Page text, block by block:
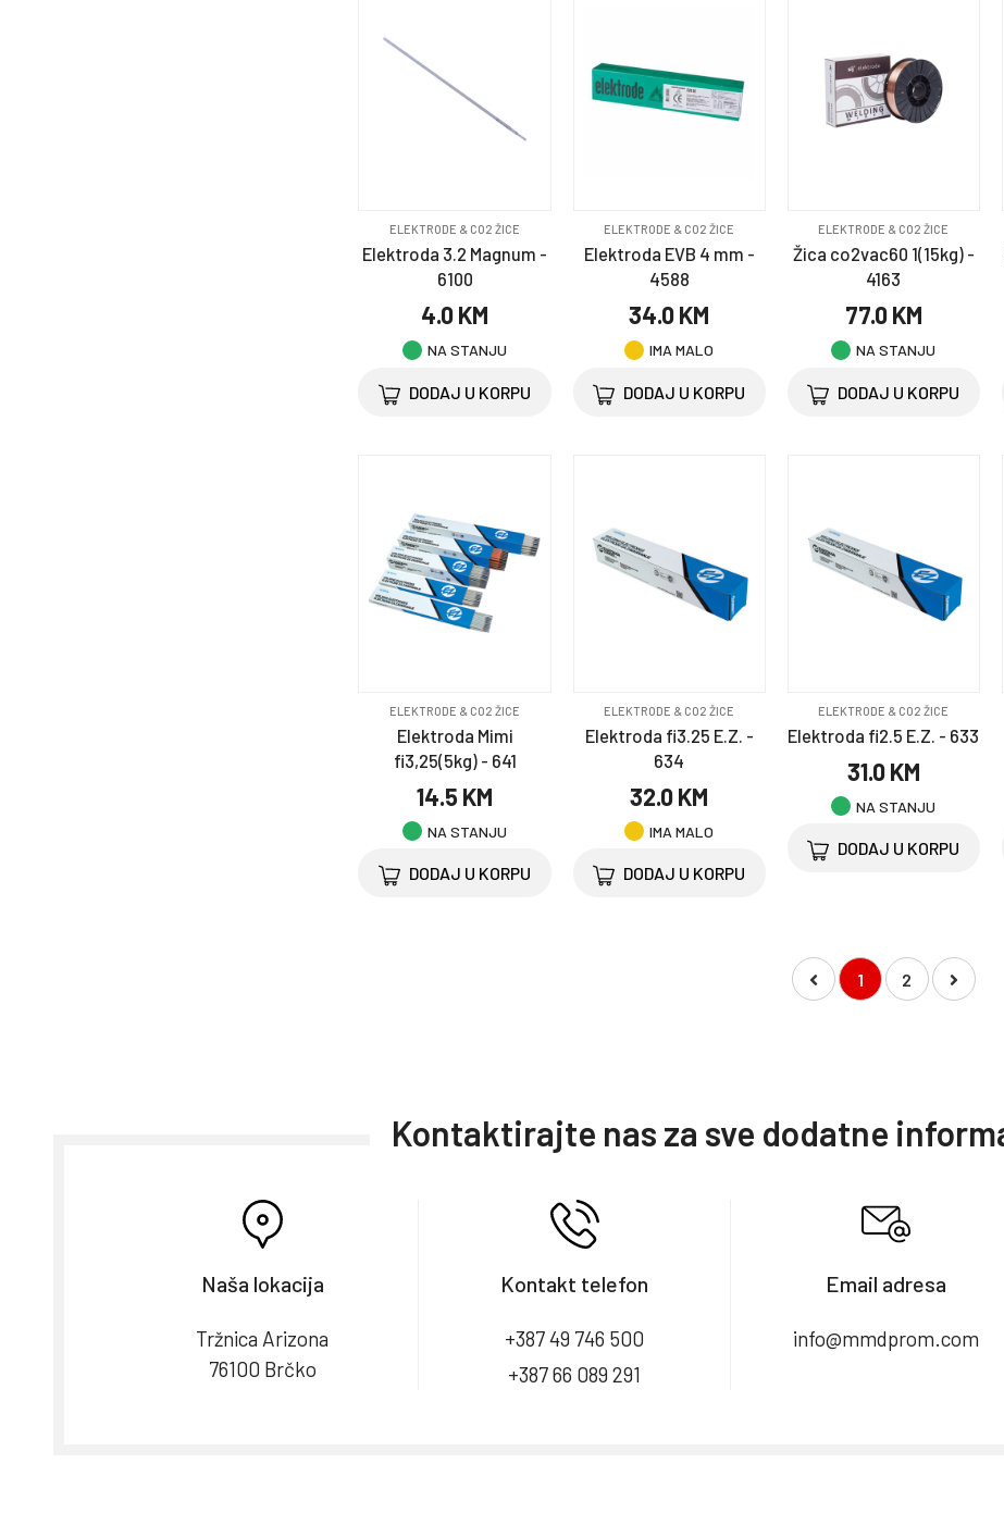
ELEKTRODE & CO2 ŽICE
Elektroda 3.2 Magnum -
6100
4.0 KM
NA STANJU
DODAJ U KORPU
ELEKTRODE & CO2 ŽICE
Elektroda EVB 4 mm -
4588
34.0 KM
IMA MALO
DODAJ U KORPU
ELEKTRODE & CO2 ŽICE
Žica co2vac60 1(15kg) -
4163
77.0 KM
NA STANJU
DODAJ U KORPU
ELEKTRODE & CO2 ŽICE
Elektroda Mimi
fi3,25(5kg) - 641
14.5 KM
NA STANJU
DODAJ U KORPU
ELEKTRODE & CO2 ŽICE
Elektroda fi3.25 E.Z. -
634
32.0 KM
IMA MALO
DODAJ U KORPU
ELEKTRODE & CO2 ŽICE
Elektroda fi2.5 E.Z. - 633
31.0 KM
NA STANJU
DODAJ U KORPU
1 2
Kontaktirajte nas za sve dodatne
Naša lokacija
Tržnica Arizona
76100 Brčko
Kontakt telefon
+387 49 746 500
+387 66 089 291
Email adresa
info@mmdprom.com